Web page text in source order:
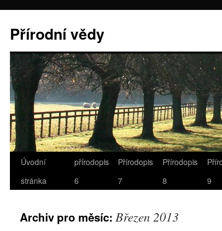
Přírodní vědy
Úvodní
stránka
přírodopis
6
Přírodopis
7
Přírodopis
8
9
Archiv pro měsíc: Březen 2013